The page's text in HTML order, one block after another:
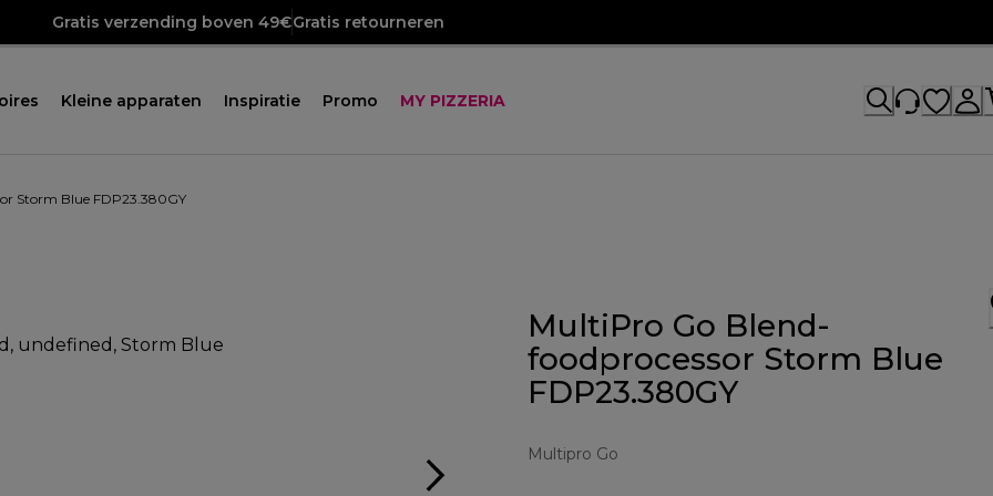
Gratis verzending boven 49€Gratis retourneren
Kleine apparaten Inspiratie Promo MY PIZZERIA
Storm Blue FDP23.380GY
MultiPro Go Blend-
foodprocessor Storm Blue
FDP23.380GY
Multipro Go